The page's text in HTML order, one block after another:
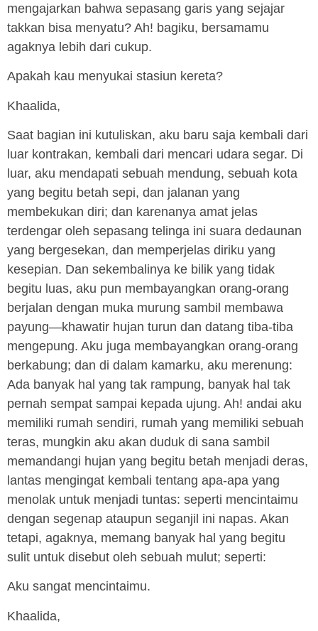
mengajarkan bahwa sepasang garis yang sejajar
takkan bisa menyatu? Ah! bagiku, bersamamu
agaknya lebih dari cukup.
Apakah kau menyukai stasiun kereta?
Khaalida,
Saat bagian ini kutuliskan, aku baru saja kembali dari
luar kontrakan, kembali dari mencari udara segar. Di
luar, aku mendapati sebuah mendung, sebuah kota
yang begitu betah sepi, dan jalanan yang
membekukan diri; dan karenanya amat jelas
terdengar oleh sepasang telinga ini suara dedaunan
yang bergesekan, dan memperjelas diriku yang
kesepian. Dan sekembalinya ke bilik yang tidak
begitu luas, aku pun membayangkan orang-orang
berjalan dengan muka murung sambil membawa
payung—khawatir hujan turun dan datang tiba-tiba
mengepung. Aku juga membayangkan orang-orang
berkabung; dan di dalam kamarku, aku merenung:
Ada banyak hal yang tak rampung, banyak hal tak
pernah sempat sampai kepada ujung. Ah! andai aku
memiliki rumah sendiri, rumah yang memiliki sebuah
teras, mungkin aku akan duduk di sana sambil
memandangi hujan yang begitu betah menjadi deras,
lantas mengingat kembali tentang apa-apa yang
menolak untuk menjadi tuntas: seperti mencintaimu
dengan segenap ataupun seganjil ini napas. Akan
tetapi, agaknya, memang banyak hal yang begitu
sulit untuk disebut oleh sebuah mulut; seperti:
Aku sangat mencintaimu.
Khaalida,